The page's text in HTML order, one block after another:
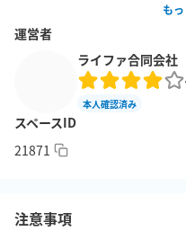
・多摩センター駅から徒歩4分
・飲食可能です。必ずごみを
【ご注意事項】
・入退室・開始準備・後片付
にて検知の上、利用規約に則
も
運営者
ライファ合同会社
本人確認済み
スペースID
21871
注意事項